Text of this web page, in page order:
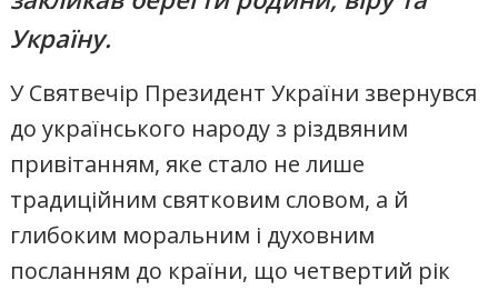
Україну.
У Святвечір Президент України звернувся
до українського народу з різдвяним
привітанням, яке стало не лише
традиційним святковим словом, а й
глибоким моральним і духовним
посланням до країни, що четвертий рік